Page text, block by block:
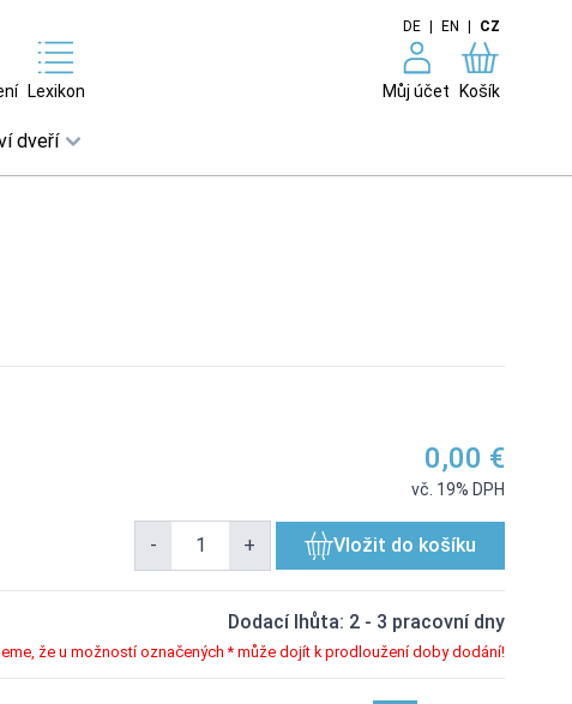
DE EN CZ
Lexikon Můj účet Košík
dveří
0,00 €
vč. 19% DPH
- + Vložit do košíku
Dodací lhůta: 2 - 3 pracovní dny
že u možností označených * může dojít k prodloužení doby dodání!